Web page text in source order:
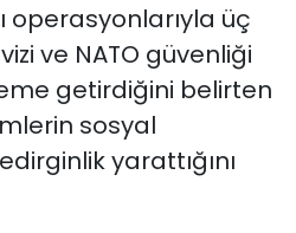
operasyonlarıyla üç
ve NATO güvenliği
getirdiğini belirten
sosyal
yarattığını